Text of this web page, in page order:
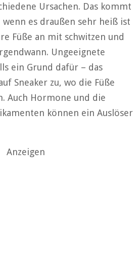
Ursachen. Das kommt
es draußen sehr heiß ist
Füße an mit schwitzen und
Ungeeignete
ein Grund dafür – das
Sneaker zu, wo die Füße
Auch Hormone und die
können ein Auslöser
Anzeigen